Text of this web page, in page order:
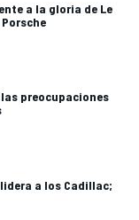
a la gloria de Le
preocupaciones
lidera a los Cadillac;